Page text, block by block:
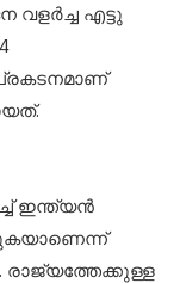
എട്ടു
പ്രകടനമാണ്
ഇന്ത്യന്‍